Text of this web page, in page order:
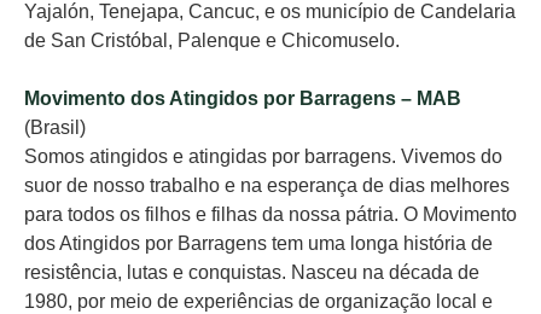
Yajalón, Tenejapa, Cancuc, e os município de Candelaria
de San Cristóbal, Palenque e Chicomuselo.
Movimento dos Atingidos por Barragens – MAB
(Brasil)
Somos atingidos e atingidas por barragens. Vivemos do
suor de nosso trabalho e na esperança de dias melhores
para todos os filhos e filhas da nossa pátria. O Movimento
dos Atingidos por Barragens tem uma longa história de
resistência, lutas e conquistas. Nasceu na década de
1980, por meio de experiências de organização local e